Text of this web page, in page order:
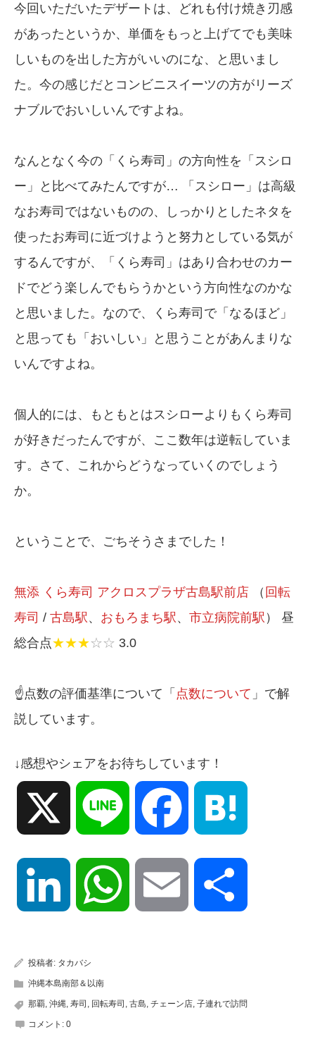
今回いただいたデザートは、どれも付け焼き刃感
があったというか、単価をもっと上げてでも美味
しいものを出した方がいいのにな、と思いまし
た。今の感じだとコンビニスイーツの方がリーズ
ナブルでおいしいんですよね。
なんとなく今の「くら寿司」の方向性を「スシロ
ー」と比べてみたんですが… 「スシロー」は高級
なお寿司ではないものの、しっかりとしたネタを
使ったお寿司に近づけようと努力としている気が
するんですが、「くら寿司」はあり合わせのカー
ドでどう楽しんでもらうかという方向性なのかな
と思いました。なので、くら寿司で「なるほど」
と思っても「おいしい」と思うことがあんまりな
いんですよね。
個人的には、もともとはスシローよりもくら寿司
が好きだったんですが、ここ数年は逆転していま
す。さて、これからどうなっていくのでしょう
か。
ということで、ごちそうさまでした！
無添 くら寿司 アクロスプラザ古島駅前店 （ 回転
寿司 / 古島駅 、 おもろまち駅 、 市立病院前駅 ） 昼
総合点★★★☆☆ 3.0
☝️点数の評価基準について「 点数について 」で解
説しています。
↓感想やシェアをお待ちしています！
Line Facebook
LinkedIn WhatsApp Email
投稿者: タカバシ
沖縄本島南部＆以南
那覇 沖縄 寿司 回転寿司 古島 チェーン店 子連れで訪問
コメント: 0